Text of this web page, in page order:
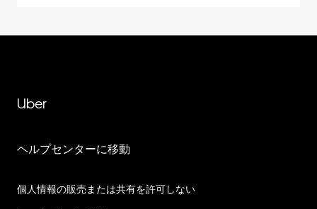
Uber
ヘルプセンターに移動
個人情報の販売または共有を許可しない